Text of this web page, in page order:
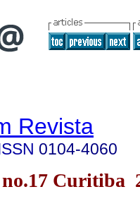
Revista
0104-4060
Curitiba